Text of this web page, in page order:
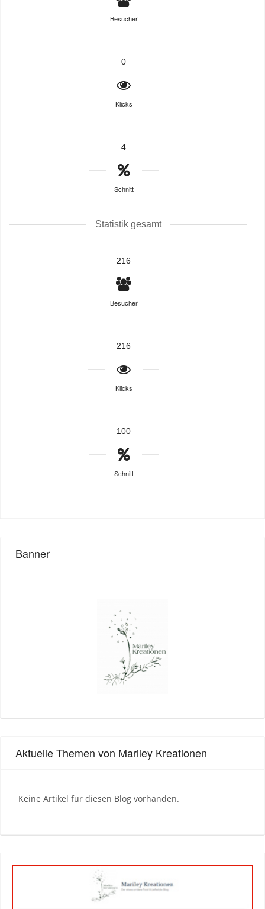
Besucher
0
Klicks
4
Schnitt
Statistik gesamt
216
Besucher
216
Klicks
100
Schnitt
Banner
Aktuelle Themen von Mariley Kreationen
Keine Artikel für diesen Blog vorhanden.